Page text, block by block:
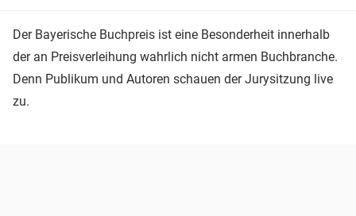
Der Bayerische Buchpreis ist eine Besonderheit innerhalb
der an Preisverleihung wahrlich nicht armen Buchbranche.
Denn Publikum und Autoren schauen der Jurysitzung live
zu.